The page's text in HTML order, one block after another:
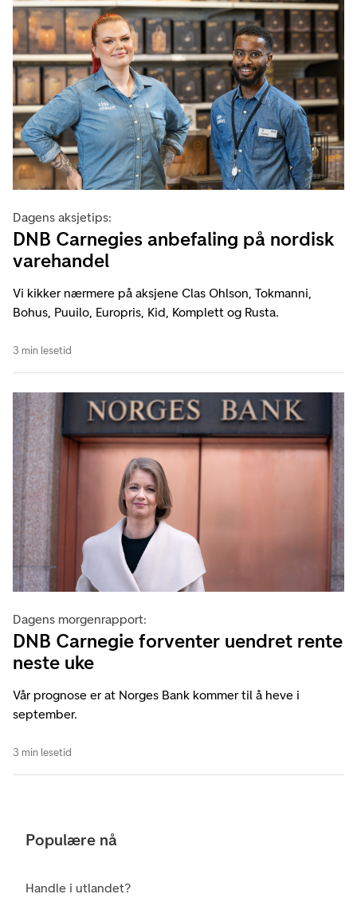
Dagens aksjetips:
DNB Carnegies anbefaling på nordisk
varehandel
Vi kikker nærmere på aksjene Clas Ohlson, Tokmanni,
Bohus, Puuilo, Europris, Kid, Komplett og Rusta.
3 min lesetid
Dagens morgenrapport:
DNB Carnegie forventer uendret rente
neste uke
Vår prognose er at Norges Bank kommer til å heve i
september.
3 min lesetid
Populære nå
Handle i utlandet?